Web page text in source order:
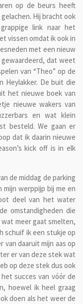
op de beurs heeft
Hij bracht ook
link naar het
vissen omdat ik ook in
met een nieuw
dat weet
van “Theo” op de
Heylakker. De buit die
het nieuwe boek van
nieuwe wakers van
en wat klein
besteld. We gaan er
dat ik daarin nieuwe
kick off is in elk
de middag de parking
mijn werppijp bij me en
deel van het water
omstandigheden die
meer gaat smelten,
schuif ik een stukje op
daaruit mijn aas op
er van deze stek wat
op deze stek dus ook
succes van vóór de
hoewel ik heel graag
doen als het weer de